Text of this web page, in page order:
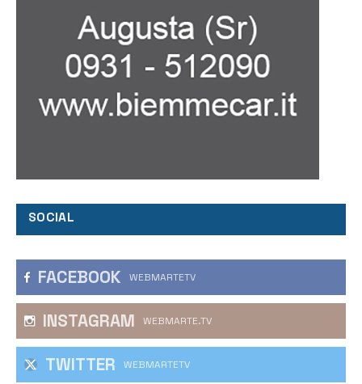
SOCIAL
FACEBOOK WEBMARTETV
INSTAGRAM WEBMARTE.TV
TWITTER WEBMARTETV